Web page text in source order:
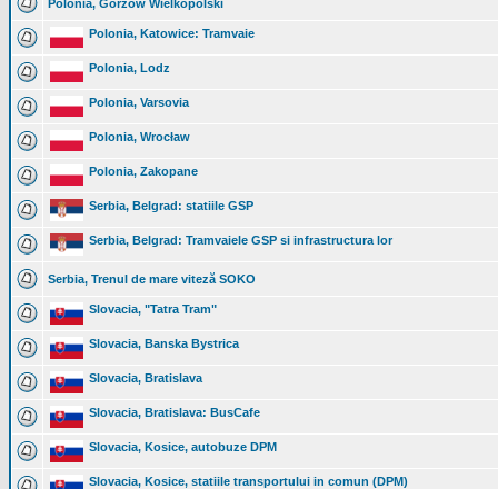
Polonia, Gorzów Wielkopolski
Polonia, Katowice: Tramvaie
Polonia, Lodz
Polonia, Varsovia
Polonia, Wrocław
Polonia, Zakopane
Serbia, Belgrad: statiile GSP
Serbia, Belgrad: Tramvaiele GSP si infrastructura lor
Serbia, Trenul de mare viteză SOKO
Slovacia, "Tatra Tram"
Slovacia, Banska Bystrica
Slovacia, Bratislava
Slovacia, Bratislava: BusCafe
Slovacia, Kosice, autobuze DPM
Slovacia, Kosice, statiile transportului in comun (DPM)